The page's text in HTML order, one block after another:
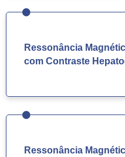
Ressonância
com Contraste
Ressonância